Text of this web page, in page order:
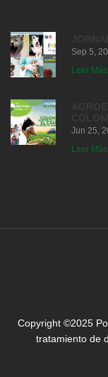
Sep 5,
Leer Más
Jun 25,
Leer Más
Copyright ©2025
tratamiento de